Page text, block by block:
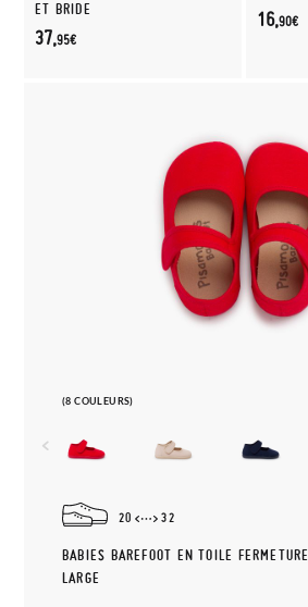
ET BRIDE
37,95€
16,90€
(8 COULEURS)
20 32
BABIES BAREFOOT EN TOILE FERMETURE
LARGE